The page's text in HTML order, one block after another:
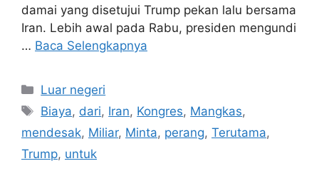
damai yang disetujui Trump pekan lalu bersama
Iran. Lebih awal pada Rabu, presiden mengundi
… Baca Selengkapnya
Kategori
Luar negeri
Tag
Biaya, dari, Iran, Kongres, Mangkas,
mendesak, Miliar, Minta, perang, Terutama,
Trump, untuk